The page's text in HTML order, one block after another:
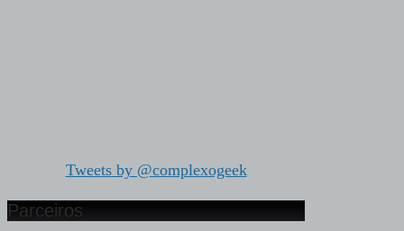
Tweets by @complexogeek
Parceiros